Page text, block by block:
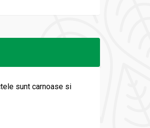
sunt carnoase si